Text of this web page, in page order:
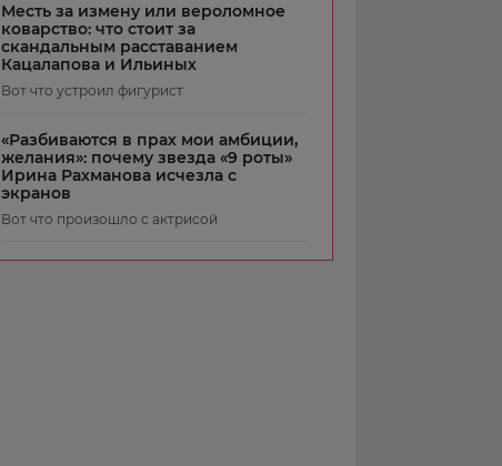
Месть за измену или вероломное
коварство: что стоит за
скандальным расставанием
Кацалапова и Ильиных
Вот что устроил фигурист
«Разбиваются в прах мои амбиции,
желания»: почему звезда «9 роты»
Ирина Рахманова исчезла с
экранов
Вот что произошло с актрисой